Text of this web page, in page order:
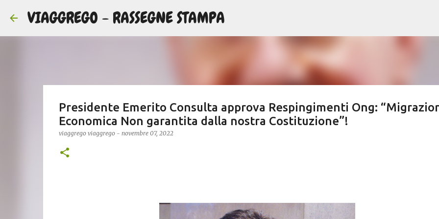
VIAGGREGO - RASSEGNE STAMPA
Presidente Emerito Consulta approva Respingimenti Ong:
Economica Non garantita dalla nostra Costituzione”!
viaggrego viaggrego - novembre 07, 2022